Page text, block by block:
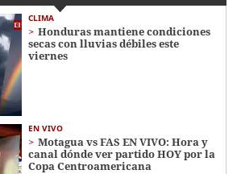
CLIMA
Honduras mantiene condiciones
secas con lluvias débiles este
viernes
EN VIVO
Motagua vs FAS EN VIVO: Hora y
canal dónde ver partido HOY por la
Copa Centroamericana